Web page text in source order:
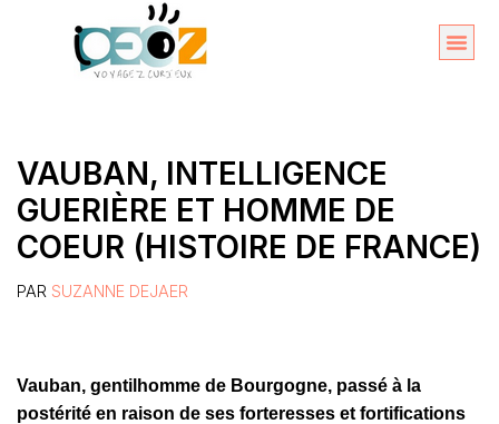
VAUBAN, INTELLIGENCE
GUERIÈRE ET HOMME DE
COEUR (HISTOIRE DE FRANCE)
PAR SUZANNE DEJAER
Vauban, gentilhomme de Bourgogne, passé à la
postérité en raison de ses forteresses et fortifications